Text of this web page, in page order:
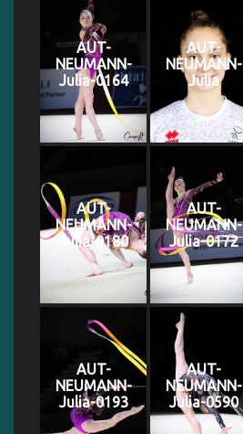
AUT-
NEUMANN-
Julia-0164
AUT-
NEUMANN-
Julia
AUT-
NEUMANN-
Julia-0180
AUT-
NEUMANN-
Julia-0172
AUT-
NEUMANN-
Julia-0193
AUT-
NEUMANN-
Julia-0590